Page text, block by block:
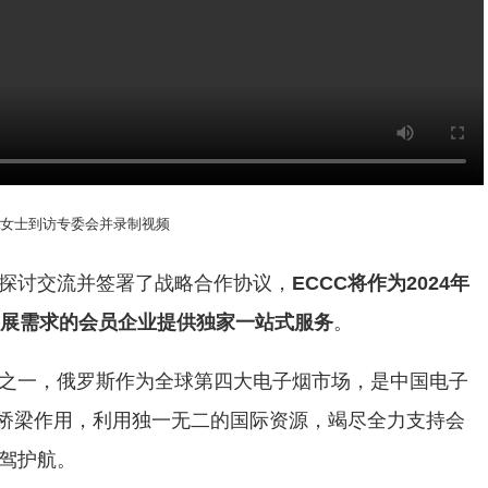
士到访专委会并录制视频
讨交流并签署了战略合作协议， ECCC将作为2024年
需求的会员企业提供独家一站式服务。
一，俄罗斯作为全球第四大电子烟市场，是中国电子
作用，利用独一无二的国际资源，竭尽全力支持会
护航。